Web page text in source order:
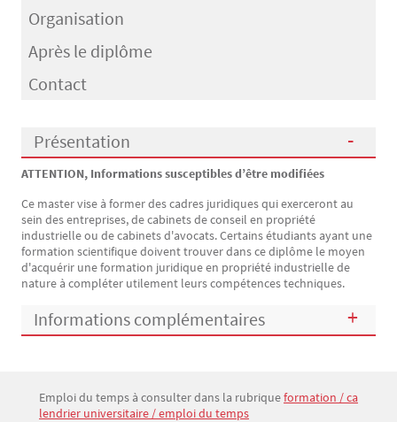
Organisation
Après le diplôme
Contact
Présentation
Présentation
ATTENTION, Informations susceptibles d’être modifiées
Ce master vise à former des cadres juridiques qui exerceront au
sein des entreprises, de cabinets de conseil en propriété
industrielle ou de cabinets d'avocats. Certains étudiants ayant une
formation scientifique doivent trouver dans ce diplôme le moyen
d'acquérir une formation juridique en propriété industrielle de
nature à compléter utilement leurs compétences techniques.
Informations complémentaires
Bloc(s) libre(s)
Texte
Emploi du temps à consulter dans la rubriqueformation / ca
lendrier universitaire / emploi du temps